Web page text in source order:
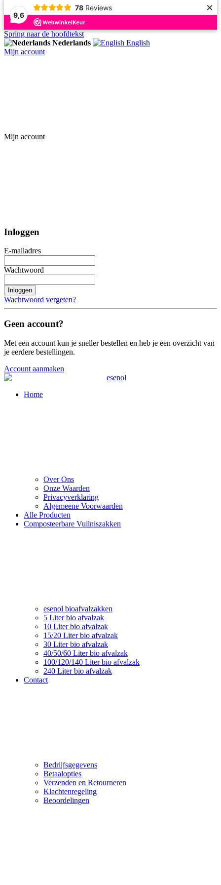
9,6
78 Reviews ×
Spring naar de hoofdtekst
Nederlands
English
Mijn account
Mijn account
Inloggen
E-mailadres
Wachtwoord
Inloggen
Wachtwoord vergeten?
Geen account?
Met een account kun je sneller bestellen en heb je een overzicht van
je eerdere bestellingen.
Account aanmaken
Home
Over Ons
Onze Waarden
Privacyverklaring
Algemeene Voorwaarden
Alle Producten
Composteerbare Vuilniszakken
esenol bioafvalzakken
5 Liter bio afvalzak
10 Liter bio afvalzak
15/20 Liter bio afvalzak
30 Liter bio afvalzak
40/50/60 Liter bio afvalzak
100/120/140 Liter bio afvalzak
240 Liter bio afvalzak
Contact
Bedrijfsgegevens
Betaalopties
Verzenden en Retourneren
Klachtenregeling
Beoordelingen